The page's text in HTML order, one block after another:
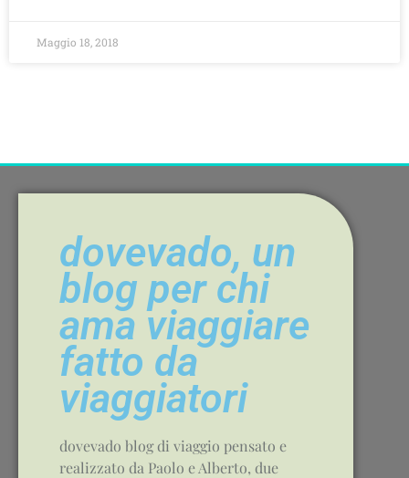
Maggio 18, 2018
dovevado, un
blog per chi
ama viaggiare
fatto da
viaggiatori
dovevado blog di viaggio pensato e
realizzato da Paolo e Alberto, due